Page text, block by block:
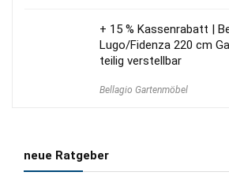
+ 15 % Kassenrabatt |
Lugo/Fidenza 220 cm
teilig verstellbar
Bellagio Gartenmöbel
neue Ratgeber